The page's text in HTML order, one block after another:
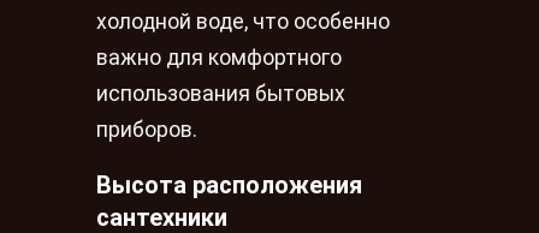
холодной воде, что особенно
важно для комфортного
использования бытовых
приборов.
Высота расположения
сантехники